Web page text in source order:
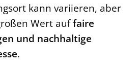
kann variieren, aber
Wert auffaire
und nachhaltige
.